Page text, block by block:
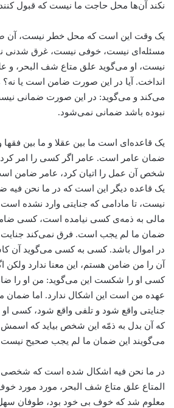
نکند آن‌ها محل حاجت ما نیست که قبول کنند
یک وقت این است که محل خطر نیست، آن
مسئله‌ای نیست، خوفی نیست، غرق شدنی
نیست، او می‌گوید علق متاع شف البحر، و
انداخت. آیا در این صورت ضامن است یا
می‌کند و می‌گوید: در این صورت ضمانی
نبوده باشد ضمانی نمی‌شود.
یک قاعده‌ای است ما بین عقلا و ما بین فقها
ضمان عامر است. عامر اگر کسی را امر
شخص آن عمل را اتیان کرد، عامر ضامن
یک قاعده دیگر این است که در ما نحن
نیست، تا مادامی که جنایتی وارد نشده
مالی به ذمه‌ی کسی نیامده است، کسی
ضمان ما لم یجب است. فرق نمی‌کند جنایت
در اموال باشد. کسی به کسی می‌گوید آن
آن را من ضامن هستم، این معنا ندارد
کسی او را شکست این می‌گوید: من او را
عهده من است این اشکال ندارد. اما ضمان
جنایتی واقع شود و تلفی واقع شود، کسی
که آن بدل به ذمّه این شخص بیاید که
می‌گویند این ضمان ما لم یجب صحیح
در ما نحن فیه اشکال شده است که
المتاع علق متاع شف البحر، مورد مورد خوف
معلوم شد که خوف بی خود بود، طوفان